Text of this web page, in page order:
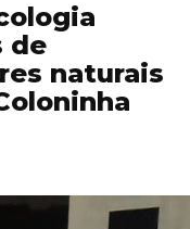
de
naturais